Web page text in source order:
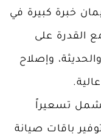
خبرة كبيرة في
القدرة على
وإصلاح
تسعيراً
باقات صيانة